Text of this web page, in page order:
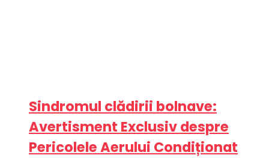
Sindromul clădirii bolnave:
Avertisment Exclusiv despre
Pericolele Aerului Condiționat